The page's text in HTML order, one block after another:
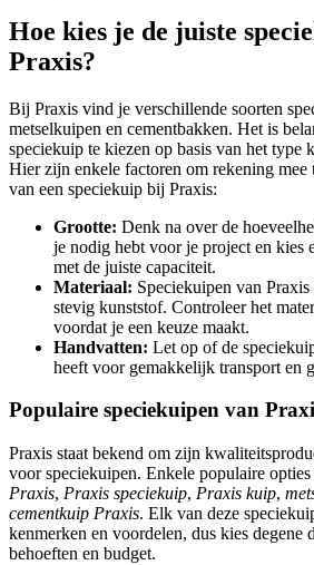
Hoe kies je de juiste
Praxis?
Bij Praxis vind je verschillende soorten
metselkuipen en cementbakken. Het is
speciekuip te kiezen op basis van het type
Hier zijn enkele factoren om rekening mee
van een speciekuip bij Praxis:
Grootte: Denk na over de
je nodig hebt voor je project en kies
met de juiste capaciteit.
Materiaal: Speciekuipen van
stevig kunststof. Controleer het
voordat je een keuze maakt.
Handvatten: Let op of de
heeft voor gemakkelijk transport en
Populaire speciekuipen van
Praxis staat bekend om zijn
voor speciekuipen. Enkele populaire
Praxis, Praxis speciekuip, Praxis kuip,
cementkuip Praxis. Elk van deze
kenmerken en voordelen, dus kies degene
behoeften en budget.